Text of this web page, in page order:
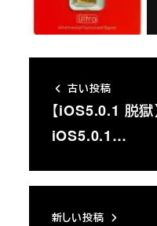
古い投稿
【iOS5.0.1 脱
iOS5.0.1…
新しい投稿